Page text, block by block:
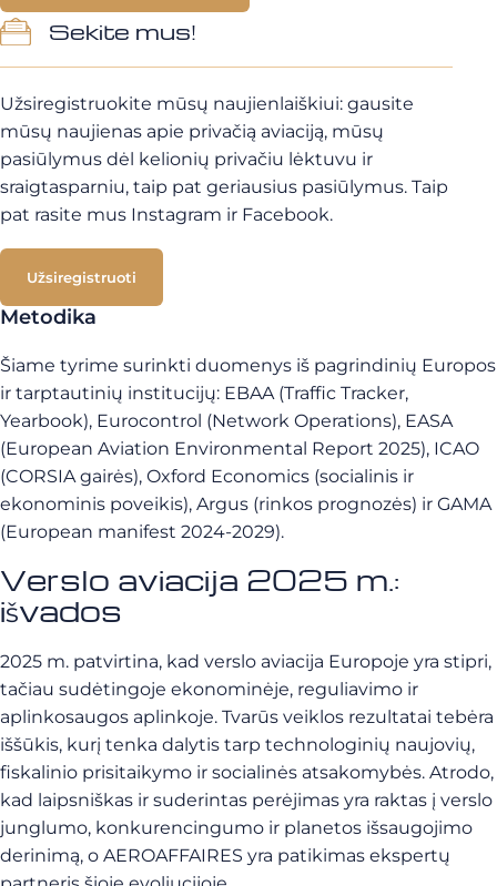
Sekite mus!
Užsiregistruokite mūsų naujienlaiškiui: gausite
mūsų naujienas apie privačią aviaciją, mūsų
pasiūlymus dėl kelionių privačiu lėktuvu ir
sraigtasparniu, taip pat geriausius pasiūlymus. Taip
pat rasite mus Instagram ir Facebook.
Užsiregistruoti
Metodika
Šiame tyrime surinkti duomenys iš pagrindinių Europos
ir tarptautinių institucijų: EBAA (Traffic Tracker,
Yearbook), Eurocontrol (Network Operations), EASA
(European Aviation Environmental Report 2025), ICAO
(CORSIA gairės), Oxford Economics (socialinis ir
ekonominis poveikis), Argus (rinkos prognozės) ir GAMA
(European manifest 2024-2029).
Verslo aviacija 2025 m.:
išvados
2025 m. patvirtina, kad verslo aviacija Europoje yra stipri,
tačiau sudėtingoje ekonominėje, reguliavimo ir
aplinkosaugos aplinkoje. Tvarūs veiklos rezultatai tebėra
iššūkis, kurį tenka dalytis tarp technologinių naujovių,
fiskalinio prisitaikymo ir socialinės atsakomybės. Atrodo,
kad laipsniškas ir suderintas perėjimas yra raktas į verslo
junglumo, konkurencingumo ir planetos išsaugojimo
derinimą, o AEROAFFAIRES yra patikimas ekspertų